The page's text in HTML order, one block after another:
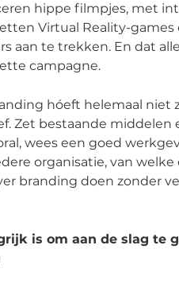
hippe filmpjes, met
Virtual Reality-games
aan te trekken. En dat
campagne.
hóeft helemaal niet
Zet bestaande middelen
wees een goed
organisatie, van welke
branding doen zonder
is om aan de slag te